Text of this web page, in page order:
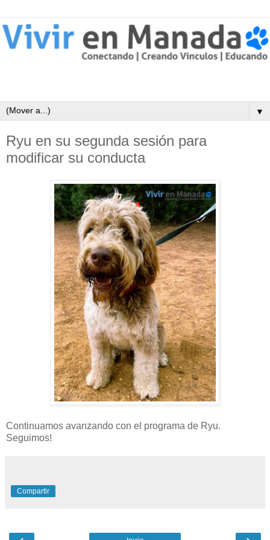
▼
Ryu en su segunda sesión para
modificar su conducta
Continuamos avanzando con el programa de Ryu.
Seguimos!
Compartir